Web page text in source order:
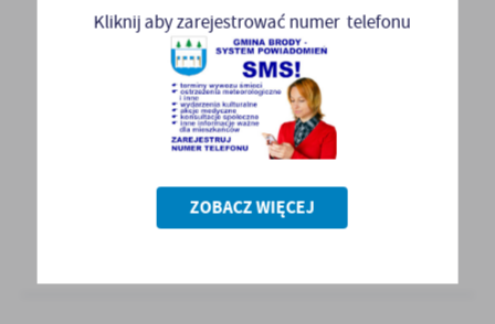
Obwieszczenie - plan polowań zbiorowych
Koła Łowieckiego Nr 2 „HUBERT” w
Starachowicach - 2024/2025 r.
Na podstawie art. 42ab ust. 2 ustawy z dnia 13
października 1995 r. Prawo łowieckie (Dz. U.
Kliknij aby zarejestrować numer telefonu
ZOBACZ WIĘCEJ